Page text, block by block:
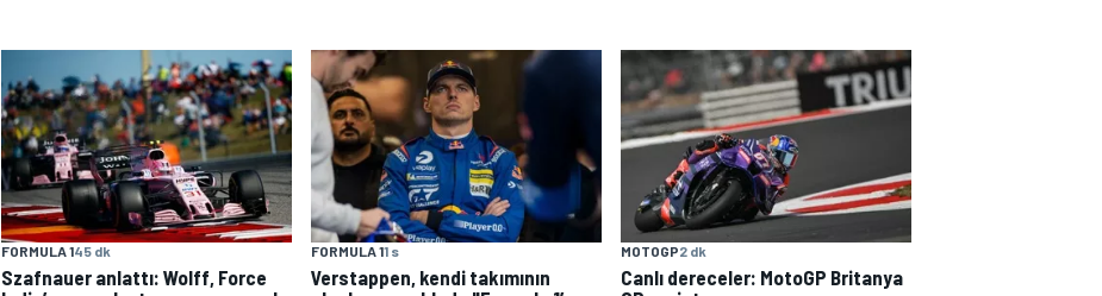
FORMULA 145 dk
Szafnauer anlattı: Wolff, Force
FORMULA 11 s
Verstappen, kendi takımının
MOTOGP2 dk
Canlı dereceler: MotoGP Britanya